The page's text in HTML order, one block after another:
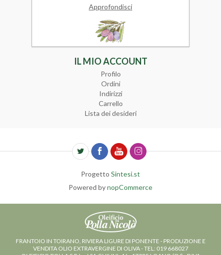
Confronta i prodotti
I nuovi prodotti
Come si assaggia l'olio
Curiosita'
IL MIO ACCOUNT
Profilo
Ordini
Indirizzi
Carrello
Lista dei desideri
Progetto Sintesi.st
Powered bynopCommerce
FRANTOIO IN TOIRANO, RIVIERA LIGURE DI PONENTE - PRODUZIONE E
VENDITA OLIO EXTRAVERGINE DI OLIVA - TEL: 019 668027
Approfondisci